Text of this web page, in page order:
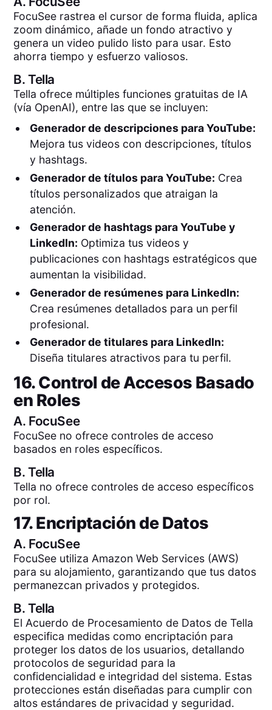
FocuSee rastrea el cursor de forma fluida, aplica
zoom dinámico, añade un fondo atractivo y
genera un video pulido listo para usar. Esto
ahorra tiempo y esfuerzo valiosos.
B.Tella
Tella ofrece múltiples funciones gratuitas de IA
(vía OpenAI), entre las que se incluyen:
Generador de descripciones para YouTube:
Mejora tus videos con descripciones, títulos
y hashtags.
Generador de títulos para YouTube: Crea
títulos personalizados que atraigan la
atención.
Generador de hashtags para YouTube y
LinkedIn: Optimiza tus videos y
publicaciones con hashtags estratégicos que
aumentan la visibilidad.
Generador de resúmenes para LinkedIn:
Crea resúmenes detallados para un perfil
profesional.
Generador de titulares para LinkedIn:
Diseña titulares atractivos para tu perfil.
16. Control de Accesos Basado
en Roles
A. FocuSee
FocuSee no ofrece controles de acceso
basados en roles específicos.
B.Tella
Tella no ofrece controles de acceso específicos
por rol.
17. Encriptación de Datos
A. FocuSee
FocuSee utiliza Amazon Web Services (AWS)
para su alojamiento, garantizando que tus datos
permanezcan privados y protegidos.
B.Tella
El Acuerdo de Procesamiento de Datos de Tella
especifica medidas como encriptación para
proteger los datos de los usuarios, detallando
protocolos de seguridad para la
confidencialidad e integridad del sistema. Estas
protecciones están diseñadas para cumplir con
altos estándares de privacidad y seguridad.